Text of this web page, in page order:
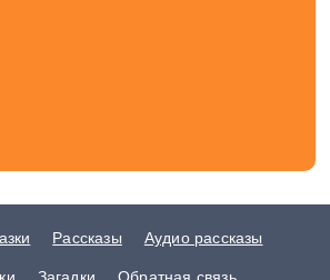
Рассказы Аудио рассказы